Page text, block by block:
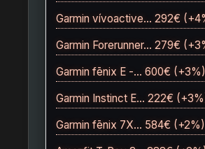
Garmin vívoactive… 292€
Garmin Forerunner… 279€
Garmin fēnix E -… 600€
Garmin Instinct E… 222€
Garmin fēnix 7X… 584€